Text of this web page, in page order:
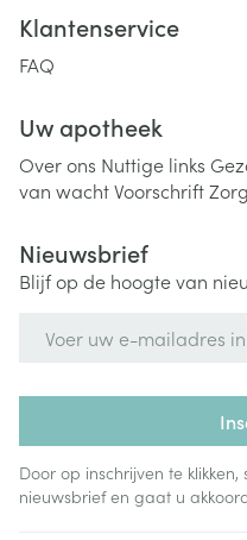
Klantenservice
FAQ
Uw apotheek
Over ons Nuttige links
van wachtVoorschrift
Nieuwsbrief
Blijf op de hoogte van
Door op inschrijven te
nieuwsbrief en gaat u